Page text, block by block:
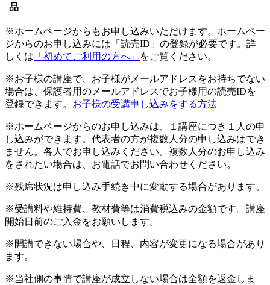
品
※ホームページからもお申し込みいただけます。ホームペー
ジからのお申し込みには「読売ID」の登録が必要です。詳
しくは 「初めてご利用の方へ」 をご覧ください。
※お子様の講座で、お子様がメールアドレスをお持ちでない
場合は、保護者用のメールアドレスでお子様用の読売IDを
登録できます。 お子様の受講申し込みをする方法
※ホームページからのお申し込みは、１講座につき１人の申
し込みができます。代表者の方が複数人分の申し込みはでき
ません。各人でお申し込みください。複数人分のお申し込み
をされたい場合は、お電話でお問い合わせください。
※残席状況は申し込み手続き中に変動する場合があります。
※受講料や維持費、教材費等は消費税込みの金額です。講座
開始日前のご入金をお願いします。
※開講できない場合や、日程、内容が変更になる場合があり
ます。
※当社側の事情で講座が成立しない場合は全額を返金しま